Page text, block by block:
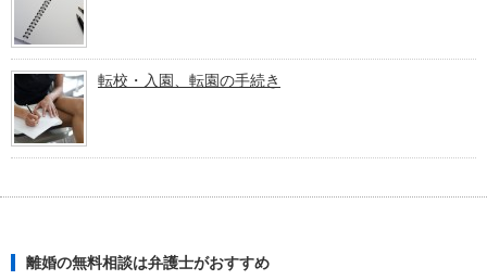
転校・入園、転園の手続き
離婚の無料相談は弁護士がおすすめ